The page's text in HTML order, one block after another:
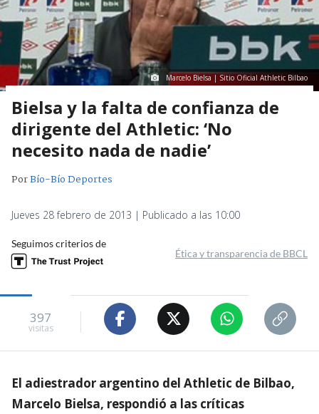
Marcelo Bielsa | Sitio Oficial Athletic Bilbao
Bielsa y la falta de confianza de
dirigente del Athletic: ‘No
necesito nada de nadie’
PorBío-Bío Deportes
Jueves 28 febrero de 2013 | Publicado a las 10:00
Seguimos criterios de
Ética y transparencia de BBCL
397
visitas
El adiestrador argentino del Athletic de Bilbao,
Marcelo Bielsa, respondió a las críticas